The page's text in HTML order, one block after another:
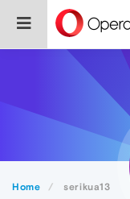
Home serikua13